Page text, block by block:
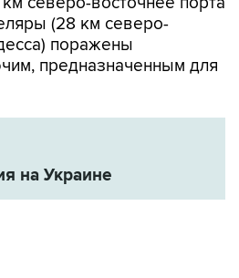
(28 км северо-
поражены
предназначенным для
на Украине